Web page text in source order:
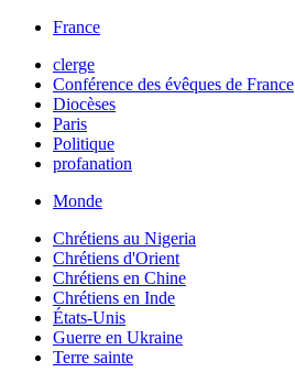
France
clerge
Conférence des évêques de France
Diocèses
Paris
Politique
profanation
Monde
Chrétiens au Nigeria
Chrétiens d'Orient
Chrétiens en Chine
Chrétiens en Inde
États-Unis
Guerre en Ukraine
Terre sainte